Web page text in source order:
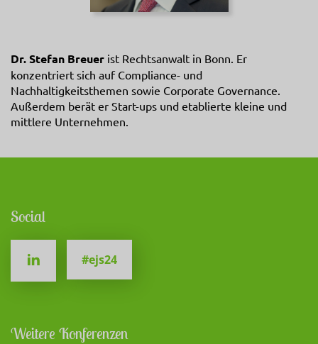
Dr. Stefan Breuer ist Rechtsanwalt in Bonn. Er
konzentriert sich auf Compliance- und
Nachhaltigkeitsthemen sowie Corporate Governance.
Außerdem berät er Start-ups und etablierte kleine und
mittlere Unternehmen.
Social
#ejs24
Weitere Konferenzen